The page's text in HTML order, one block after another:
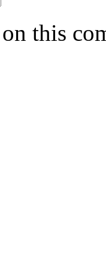
on this